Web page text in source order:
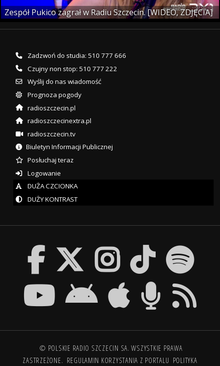
Zespół Pukico zagrał w Radiu Szczecin. [WIDEO, ZDJĘCIA]
Zadzwoń do studia: 510 777 666
Czujny non stop: 510 777 222
Wyślij do nas wiadomość
Prognoza pogody
radioszczecin.pl
radioszczecinextra.pl
radioszczecin.tv
Biuletyn Informacji Publicznej
Posłuchaj teraz
Logowanie
DUŻA CZCIONKA
DUŻY KONTRAST
© POLSKIE RADIO SZCZECIN SA. WSZYSTKIE PRAWA
ZASTRZEŻONE. REGULAMIN KORZYSTANIA Z PORTALU POLITYKA